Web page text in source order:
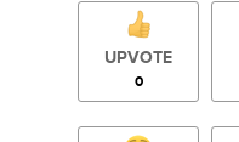
UPVOTE
0